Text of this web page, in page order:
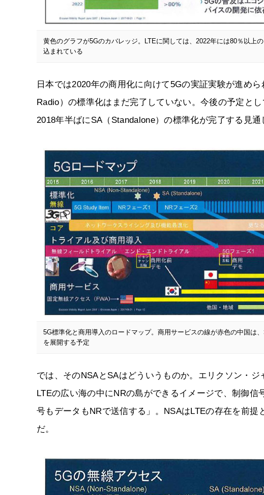
黄色のグラフが5Gのカバレッジ。LTEに関しては、2022年には80％以上
込まれている
日本では2020年の商用化に向けて5Gの実証実験が進め
Radio）の標準化はまだ完了していない。今後の予定と
2018年半ばにSA（Standalone）の標準化が完了する見通
5G標準化と商用導入のロードマップ。商用サービスの線が赤色の中国は
を展開する予定
では、そのNSAとSAはどういうものか。エリクソン・
LTEの広い海の中にNRの島ができるイメージで、制御
号もデータもNRで送信する」。NSAはLTEの存在を前
だ。